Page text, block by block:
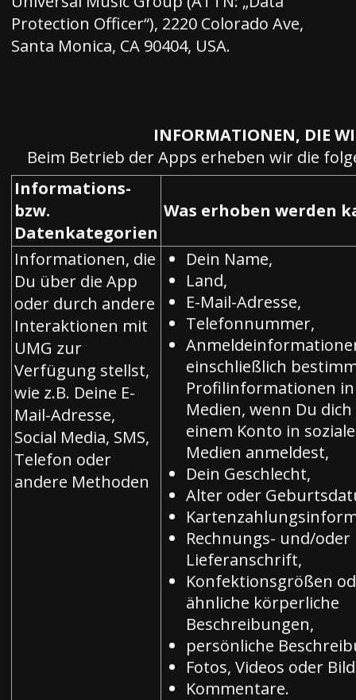
Protection Officer“), 2220 Colorado Ave,
Santa Monica, CA 90404, USA.
INFORMATIONEN, DIE
Beim Betrieb der Apps erheben wir die
Informations-
bzw.
Datenkategorien
Was erhoben werden
Informationen, die
Du über die App
oder durch andere
Interaktionen mit
UMG zur
Verfügung stellst,
wie z.B. Deine E-
Mail-Adresse,
Social Media, SMS,
Telefon oder
andere Methoden
Dein Name,
Land,
E-Mail-Adresse,
Telefonnummer,
einschließlich
Profilinformationen
Medien, wenn Du
einem Konto in
Medien anmeldest,
Dein Geschlecht,
Alter oder
Rechnungs- und/oder
Lieferanschrift,
Konfektionsgrößen
ähnliche körperliche
Beschreibungen,
persönliche
Fotos, Videos oder
Kommentare.